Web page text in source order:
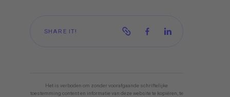
SHARE IT!
Het is verboden om zonder voorafgaande schriftelijke
toestemming content en informatie van deze website te kopiëren, te